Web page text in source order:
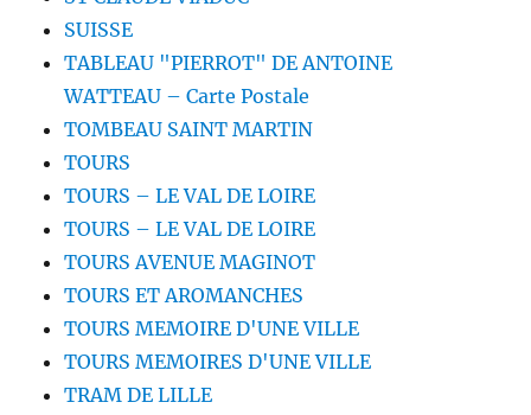
SUISSE
TABLEAU "PIERROT" DE ANTOINE
WATTEAU – Carte Postale
TOMBEAU SAINT MARTIN
TOURS
TOURS – LE VAL DE LOIRE
TOURS – LE VAL DE LOIRE
TOURS AVENUE MAGINOT
TOURS ET AROMANCHES
TOURS MEMOIRE D'UNE VILLE
TOURS MEMOIRES D'UNE VILLE
TRAM DE LILLE